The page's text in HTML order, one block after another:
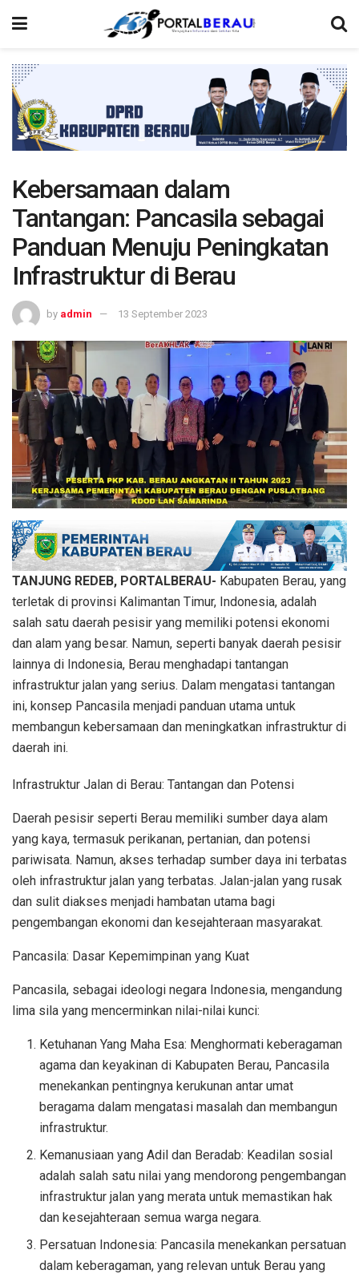
Kebersamaan dalam
Tantangan: Pancasila sebagai
Panduan Menuju Peningkatan
Infrastruktur di Berau
by admin 13 September 2023
TANJUNG REDEB, PORTALBERAU- Kabupaten Berau, yang
terletak di provinsi Kalimantan Timur, Indonesia, adalah
salah satu daerah pesisir yang memiliki potensi ekonomi
dan alam yang besar. Namun, seperti banyak daerah pesisir
lainnya di Indonesia, Berau menghadapi tantangan
infrastruktur jalan yang serius. Dalam mengatasi tantangan
ini, konsep Pancasila menjadi panduan utama untuk
membangun kebersamaan dan meningkatkan infrastruktur di
daerah ini.
Infrastruktur Jalan di Berau: Tantangan dan Potensi
Daerah pesisir seperti Berau memiliki sumber daya alam
yang kaya, termasuk perikanan, pertanian, dan potensi
pariwisata. Namun, akses terhadap sumber daya ini terbatas
oleh infrastruktur jalan yang terbatas. Jalan-jalan yang rusak
dan sulit diakses menjadi hambatan utama bagi
pengembangan ekonomi dan kesejahteraan masyarakat.
Pancasila: Dasar Kepemimpinan yang Kuat
Pancasila, sebagai ideologi negara Indonesia, mengandung
lima sila yang mencerminkan nilai-nilai kunci:
Ketuhanan Yang Maha Esa: Menghormati keberagaman
agama dan keyakinan di Kabupaten Berau, Pancasila
menekankan pentingnya kerukunan antar umat
beragama dalam mengatasi masalah dan membangun
infrastruktur.
Kemanusiaan yang Adil dan Beradab: Keadilan sosial
adalah salah satu nilai yang mendorong pengembangan
infrastruktur jalan yang merata untuk memastikan hak
dan kesejahteraan semua warga negara.
Persatuan Indonesia: Pancasila menekankan persatuan
dalam keberagaman, yang relevan untuk Berau yang